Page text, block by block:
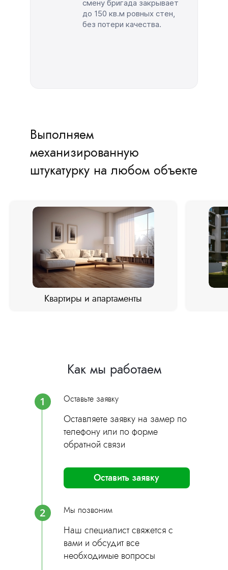
смену бригада закрывает
до 150 кв.м ровных стен,
без потери качества.
Выполняем
механизированную
штукатурку на любом объекте
Квартиры и апартаменты
Как мы работаем
1 Оставьте заявку
Оставляете заявку на замер по
телефону или по форме
обратной связи
Оставить заявку
2 Мы позвоним
Наш специалист свяжется с
вами и обсудит все
необходимые вопросы